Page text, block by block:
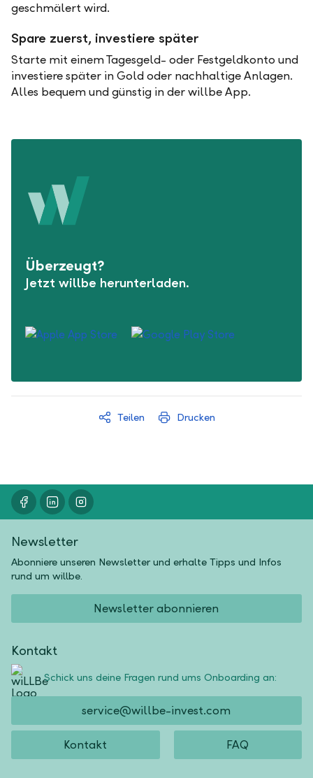
geschmälert wird.
Spare zuerst, investiere später
Starte mit einem Tagesgeld- oder Festgeldkonto und
investiere später in Gold oder nachhaltige Anlagen.
Alles bequem und günstig in der willbe App.
Überzeugt?
Jetzt willbe herunterladen.
Teilen Drucken
Newsletter
Abonniere unseren Newsletter und erhalte Tipps und Infos
rund um willbe.
Newsletter abonnieren
Kontakt
Schick uns deine Fragen rund ums Onboarding an:
service@willbe-invest.com
Kontakt FAQ